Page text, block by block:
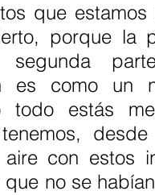
que
porque la
segunda
es como un
todo estás
con estos
no se